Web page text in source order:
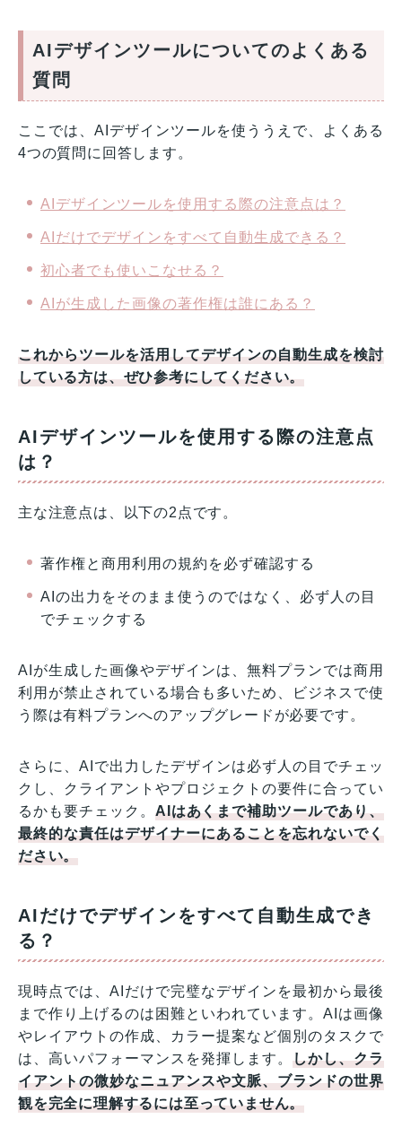
AIデザインツールについてのよくある
質問
ここでは、AIデザインツールを使ううえで、よくある
4つの質問に回答します。
AIデザインツールを使用する際の注意点は？
AIだけでデザインをすべて自動生成できる？
初心者でも使いこなせる？
AIが生成した画像の著作権は誰にある？
これからツールを活用してデザインの自動生成を検討
している方は、ぜひ参考にしてください。
AIデザインツールを使用する際の注意点
は？
主な注意点は、以下の2点です。
著作権と商用利用の規約を必ず確認する
AIの出力をそのまま使うのではなく、必ず人の目
でチェックする
AIが生成した画像やデザインは、無料プランでは商用
利用が禁止されている場合も多いため、ビジネスで使
う際は有料プランへのアップグレードが必要です。
さらに、AIで出力したデザインは必ず人の目でチェッ
クし、クライアントやプロジェクトの要件に合ってい
るかも要チェック。 AIはあくまで補助ツールであり、
最終的な責任はデザイナーにあることを忘れないでく
ださい。
AIだけでデザインをすべて自動生成でき
る？
現時点では、AIだけで完璧なデザインを最初から最後
まで作り上げるのは困難といわれています。AIは画像
やレイアウトの作成、カラー提案など個別のタスクで
は、高いパフォーマンスを発揮します。しかし、クラ
イアントの微妙なニュアンスや文脈、ブランドの世界
観を完全に理解するには至っていません。